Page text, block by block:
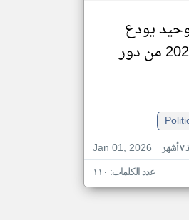
يودع
كأس إفريقيا 2025 من دور
Jan 01, 2026
عدد الكلمات: ١١٠